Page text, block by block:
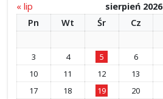
« lip sierpień 2026
Pn
Wt Śr Cz
3
4 5 6
10
11 12 13
17
18 19 20